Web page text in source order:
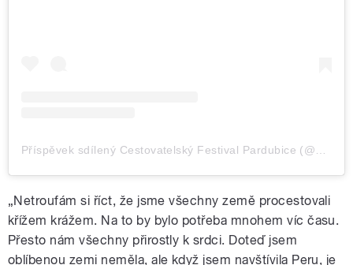
„Netroufám si říct, že jsme všechny země procestovali
křížem krážem. Na to by bylo potřeba mnohem víc času.
Přesto nám všechny přirostly k srdci. Doteď jsem
oblíbenou zemi neměla, ale když jsem navštívila Peru, je